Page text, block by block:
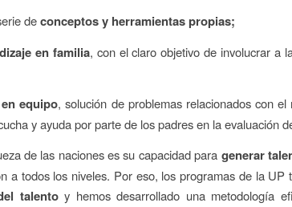
deconceptos y herramientas propias;
en familia, con el claro objetivo de involucrar a
equipo, solución de problemas relacionados con el
y ayuda por parte de los padres en la evaluación
de las naciones es su capacidad para generar
a todos los niveles. Por eso, los programas de la UP
talentoy hemos desarrollado una metodología